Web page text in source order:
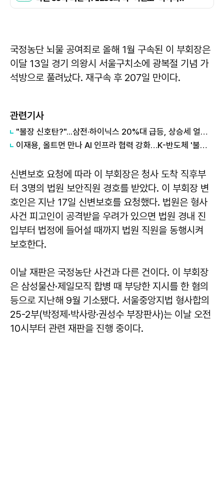
국정농단 뇌물 공여죄로 올해 1월 구속된 이 부회장은
이달 13일 경기 의왕시 서울구치소에 광복절 기념 가
석방으로 풀려났다. 재구속 후 207일 만이다.
관련기사
"불장 신호탄?"...삼전·하이닉스 20%대 급등, 상승세 얼마나 갈까?
이재용, 올트먼 만나 AI 인프라 협력 강화…K-반도체 '불황 없는 10년' 기대
신변보호 요청에 따라 이 부회장은 청사 도착 직후부
터 3명의 법원 보안직원 경호를 받았다. 이 부회장 변
호인은 지난 17일 신변보호를 요청했다. 법원은 형사
사건 피고인이 공격받을 우려가 있으면 법원 경내 진
입부터 법정에 들어설 때까지 법원 직원을 동행시켜
보호한다.
이날 재판은 국정농단 사건과 다른 건이다. 이 부회장
은 삼성물산·제일모직 합병 때 부당한 지시를 한 혐의
등으로 지난해 9월 기소됐다. 서울중앙지법 형사합의
25-2부(박정제·박사랑·권성수 부장판사)는 이날 오전
10시부터 관련 재판을 진행 중이다.